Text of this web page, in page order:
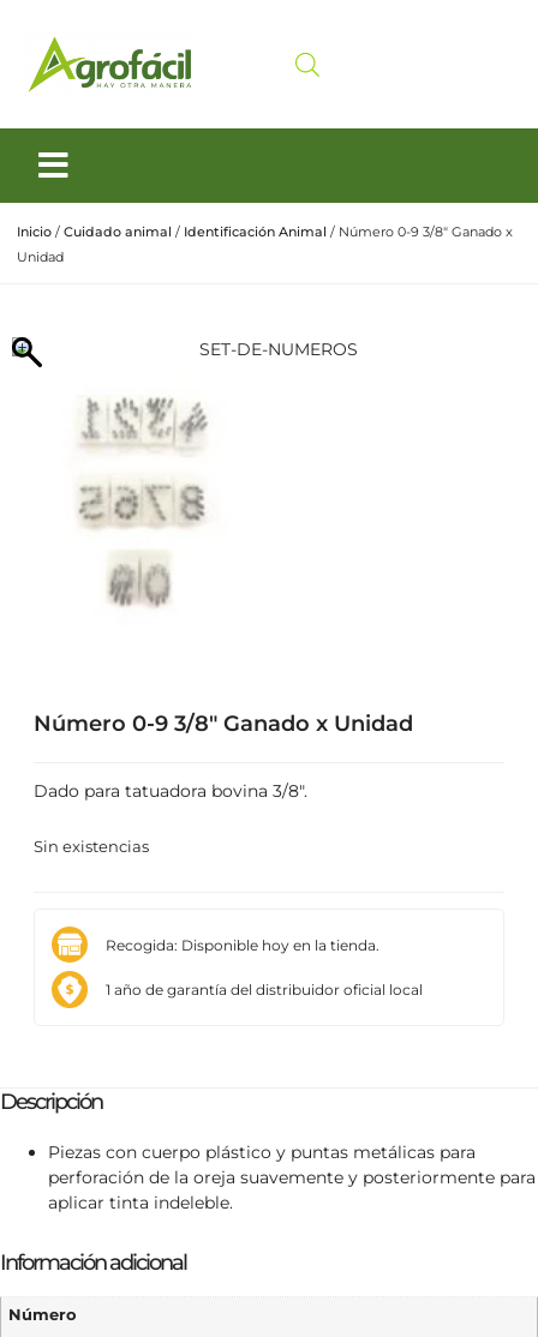
Inicio / Cuidado animal / Identificación Animal / Número 0-9 3/8″ Ganado x
Unidad
Número 0-9 3/8″ Ganado x Unidad
Dado para tatuadora bovina 3/8″.
Sin existencias
Recogida: Disponible hoy en la tienda.
1 año de garantía del distribuidor oficial local
Descripción
Piezas con cuerpo plástico y puntas metálicas para
perforación de la oreja suavemente y posteriormente para
aplicar tinta indeleble.
Información adicional
Número